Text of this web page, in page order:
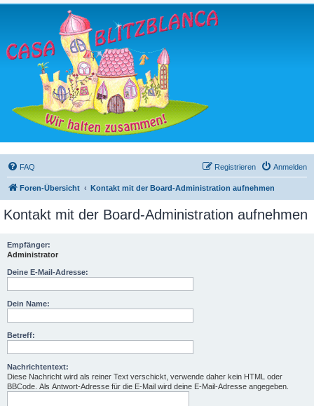
FAQ Anmelden
Registrieren
Foren-Übersicht Kontakt mit der Board-Administration aufnehmen
Kontakt mit der Board-Administration aufnehmen
Empfänger:
Administrator
Deine E-Mail-Adresse:
Dein Name:
Betreff:
Nachrichtentext:
Diese Nachricht wird als reiner Text verschickt, verwende daher kein HTML oder
BBCode. Als Antwort-Adresse für die E-Mail wird deine E-Mail-Adresse angegeben.